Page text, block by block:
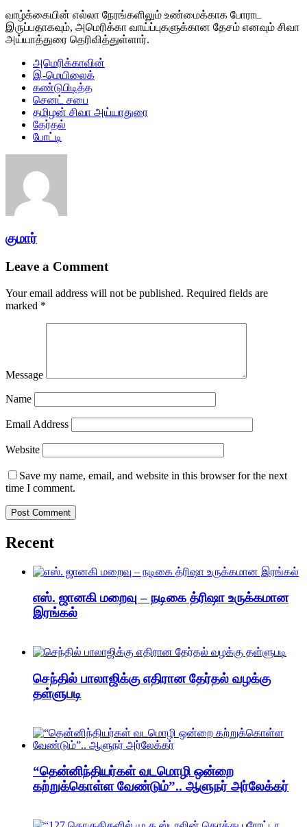
வாழ்க்கையின் எல்லா நேரங்களிலும் உண்மைக்காக போராட
இருப்பதாகவும், அமெரிக்கா வாய்ப்புகளுக்கான தேசம் எனவும் சிவா
அய்யாத்துரை தெரிவித்துள்ளார்.
அமெரிக்காவின்
இ-மெயிலைக்
கண்டுபிடித்த
செனட் சபை
தமிழன் சிவா அய்யாதுரை
தேர்தல்
போட்டி
குமார்
Leave a Comment
Your email address will not be published. Required fields are
marked *
Message
Name
Email Address
Website
Save my name, email, and website in this browser for the next
time I comment.
Recent
எஸ். ஜானகி மறைவு – நடிகை த்ரிஷா உருக்கமான
இரங்கல்
செந்தில் பாலாஜிக்கு எதிரான தேர்தல் வழக்கு
தள்ளுபடி
“தென்னிந்தியர்கள் வடமொழி ஒன்றை
கற்றுக்கொள்ள வேண்டும்”.. ஆளுநர் அர்லேக்கர்